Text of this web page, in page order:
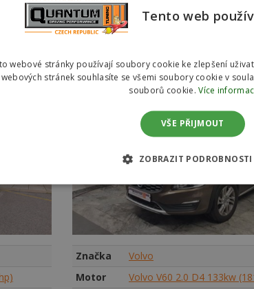
vozu.
2.0 D5 Reference #00654 – Volvo
Značka
Volvo
Motor
Volvo V60 2.0 D4 133kw
Tento web
webové stránky používají soubory cookie ke zlepšení
webových stránek souhlasíte se všemi soubory cookie v
souborů cookie.Více
VŠE PŘIJMOUT
ZOBRAZIT PODROBNOSTI